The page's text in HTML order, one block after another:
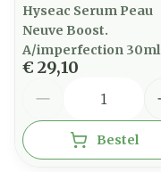
Hyseac Serum Peau
Neuve Boost.
A/imperfection 30ml
€ 29,10
Bestel